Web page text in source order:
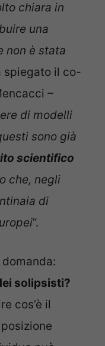
chiara in
una
non è stata
spiegato il co-
–
di modelli
sono già
scientifico
che, negli
di
”.
solipsisti?
cos’è il